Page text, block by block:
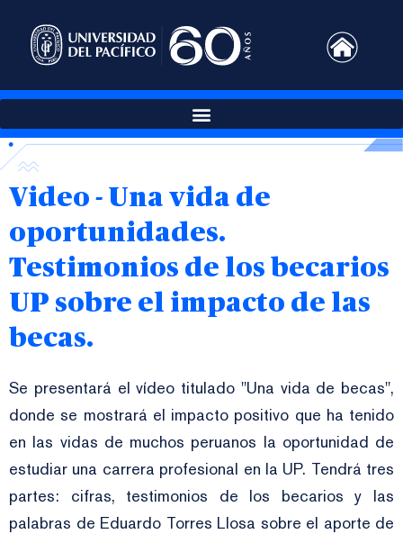
Video - Una vida de
oportunidades.
Testimonios de los becarios
UP sobre el impacto de las
becas.
Se presentará el vídeo titulado "Una vida de becas",
donde se mostrará el impacto positivo que ha tenido
en las vidas de muchos peruanos la oportunidad de
estudiar una carrera profesional en la UP. Tendrá tres
partes: cifras, testimonios de los becarios y las
palabras de Eduardo Torres Llosa sobre el aporte de